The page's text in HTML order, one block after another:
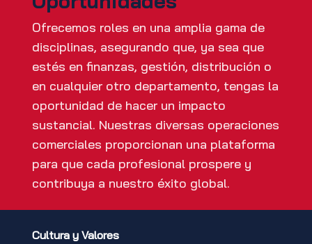
Ofrecemos roles en una amplia gama de
disciplinas, asegurando que, ya sea que
estés en finanzas, gestión, distribución o
en cualquier otro departamento, tengas la
oportunidad de hacer un impacto
sustancial. Nuestras diversas operaciones
comerciales proporcionan una plataforma
para que cada profesional prospere y
contribuya a nuestro éxito global.
Cultura y Valores